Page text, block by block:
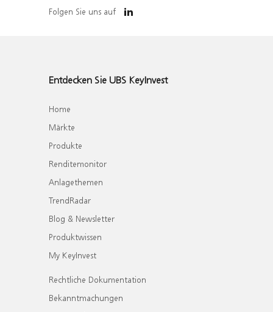
Folgen Sie uns auf
Entdecken Sie UBS KeyInvest
Home
Märkte
Produkte
Renditemonitor
Anlagethemen
TrendRadar
Blog & Newsletter
Produktwissen
My KeyInvest
Rechtliche Dokumentation
Bekanntmachungen